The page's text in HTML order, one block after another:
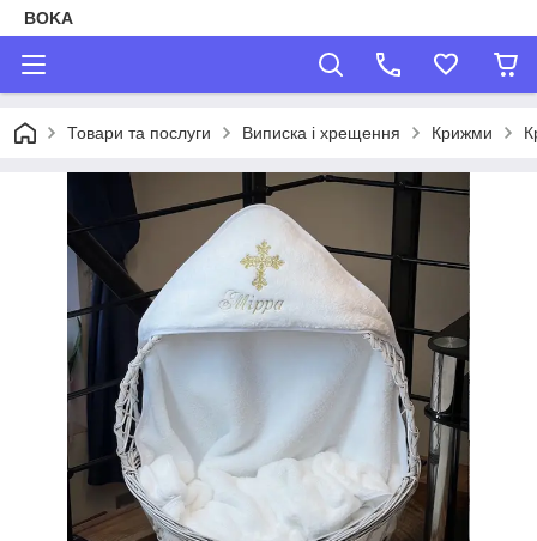
BOKA
Товари та послуги Виписка і хрещення Крижми